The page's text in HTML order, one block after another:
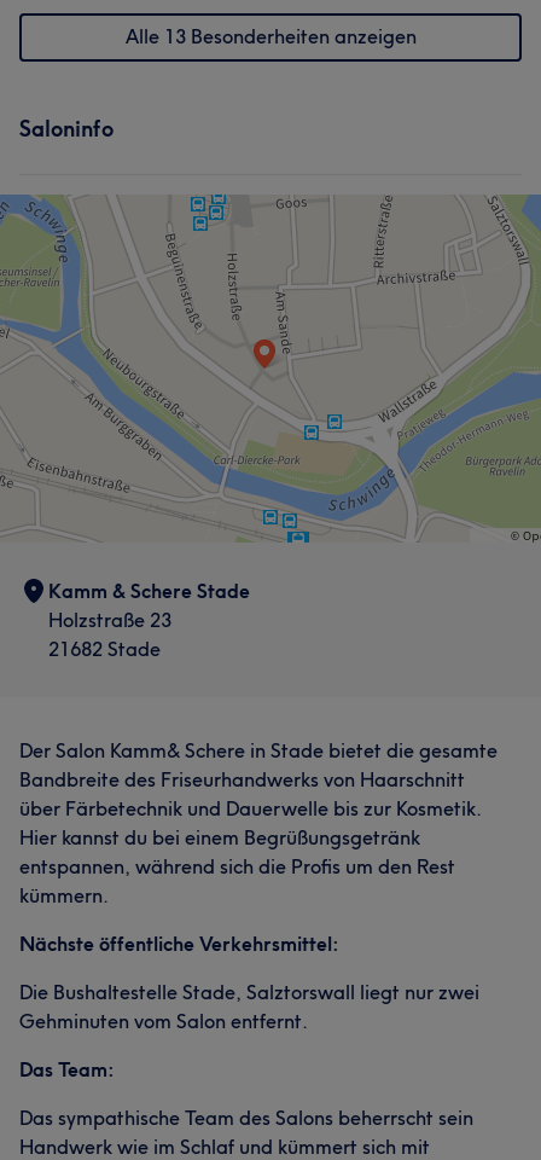
Alle 13 Besonderheiten anzeigen
Saloninfo
Kamm & Schere Stade
Holzstraße 23
21682 Stade
Der Salon Kamm& Schere in Stade bietet die gesamte
Bandbreite des Friseurhandwerks von Haarschnitt
über Färbetechnik und Dauerwelle bis zur Kosmetik.
Hier kannst du bei einem Begrüßungsgetränk
entspannen, während sich die Profis um den Rest
kümmern.
Nächste öffentliche Verkehrsmittel:
Die Bushaltestelle Stade, Salztorswall liegt nur zwei
Gehminuten vom Salon entfernt.
Das Team:
Das sympathische Team des Salons beherrscht sein
Handwerk wie im Schlaf und kümmert sich mit